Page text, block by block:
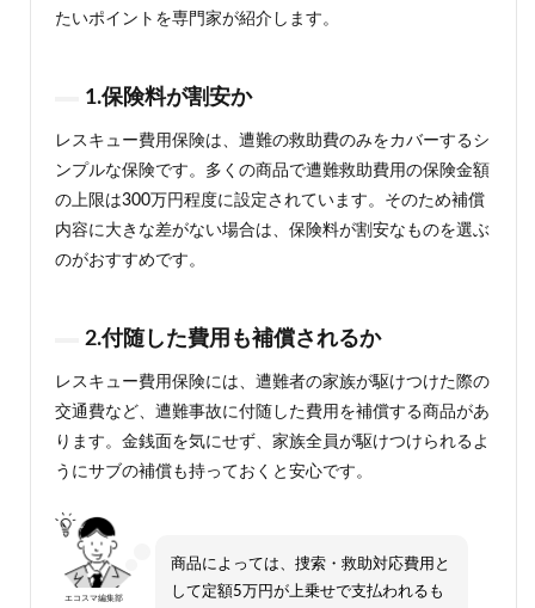
たいポイントを専門家が紹介します。
1.保険料が割安か
レスキュー費用保険は、遭難の救助費のみをカバーするシ
ンプルな保険です。多くの商品で遭難救助費用の保険金額
の上限は300万円程度に設定されています。そのため補償
内容に大きな差がない場合は、保険料が割安なものを選ぶ
のがおすすめです。
2.付随した費用も補償されるか
レスキュー費用保険には、遭難者の家族が駆けつけた際の
交通費など、遭難事故に付随した費用を補償する商品があ
ります。金銭面を気にせず、家族全員が駆けつけられるよ
うにサブの補償も持っておくと安心です。
エコスマ編集部
商品によっては、捜索・救助対応費用と
して定額5万円が上乗せで支払われるも